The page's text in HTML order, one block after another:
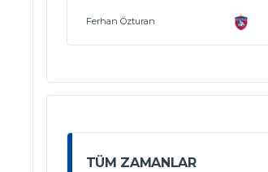
Ferhan Özturan
TÜM ZAMANLAR